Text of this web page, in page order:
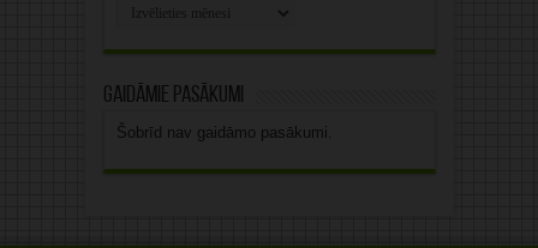
Gaidāmie pasākumi
Šobrīd nav gaidāmo pasākumi.